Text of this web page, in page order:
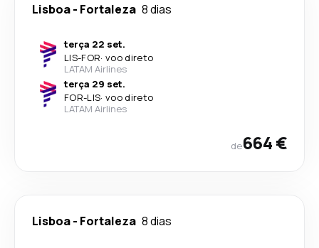
Lisboa- Fortaleza 8 dias
terça 22 set.
LIS-FOR· voo direto
LATAM Airlines
terça 29 set.
FOR-LIS· voo direto
LATAM Airlines
de664 €
Lisboa- Fortaleza 8 dias